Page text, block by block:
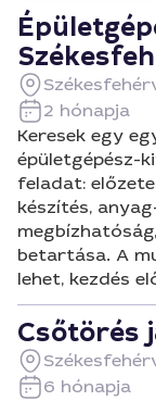
2 hónapja
Keresek egy
épületgépész-
feladat:
készítés,
betartása. A
lehet, kezdés
Csőtörés
6 hónapja